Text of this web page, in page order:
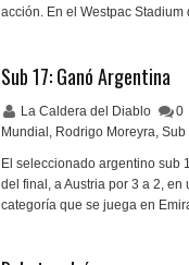
acción. En el Westpac
Sub 17: Ganó Argentina
La Caldera del Diablo 0
Mundial , Rodrigo Moreyra, Sub
El seleccionado argentino sub
del final, a Austria por 3 a 2,
categoría que se juega en